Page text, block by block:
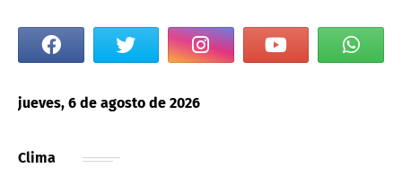
jueves, 6 de agosto de 2026
Clima